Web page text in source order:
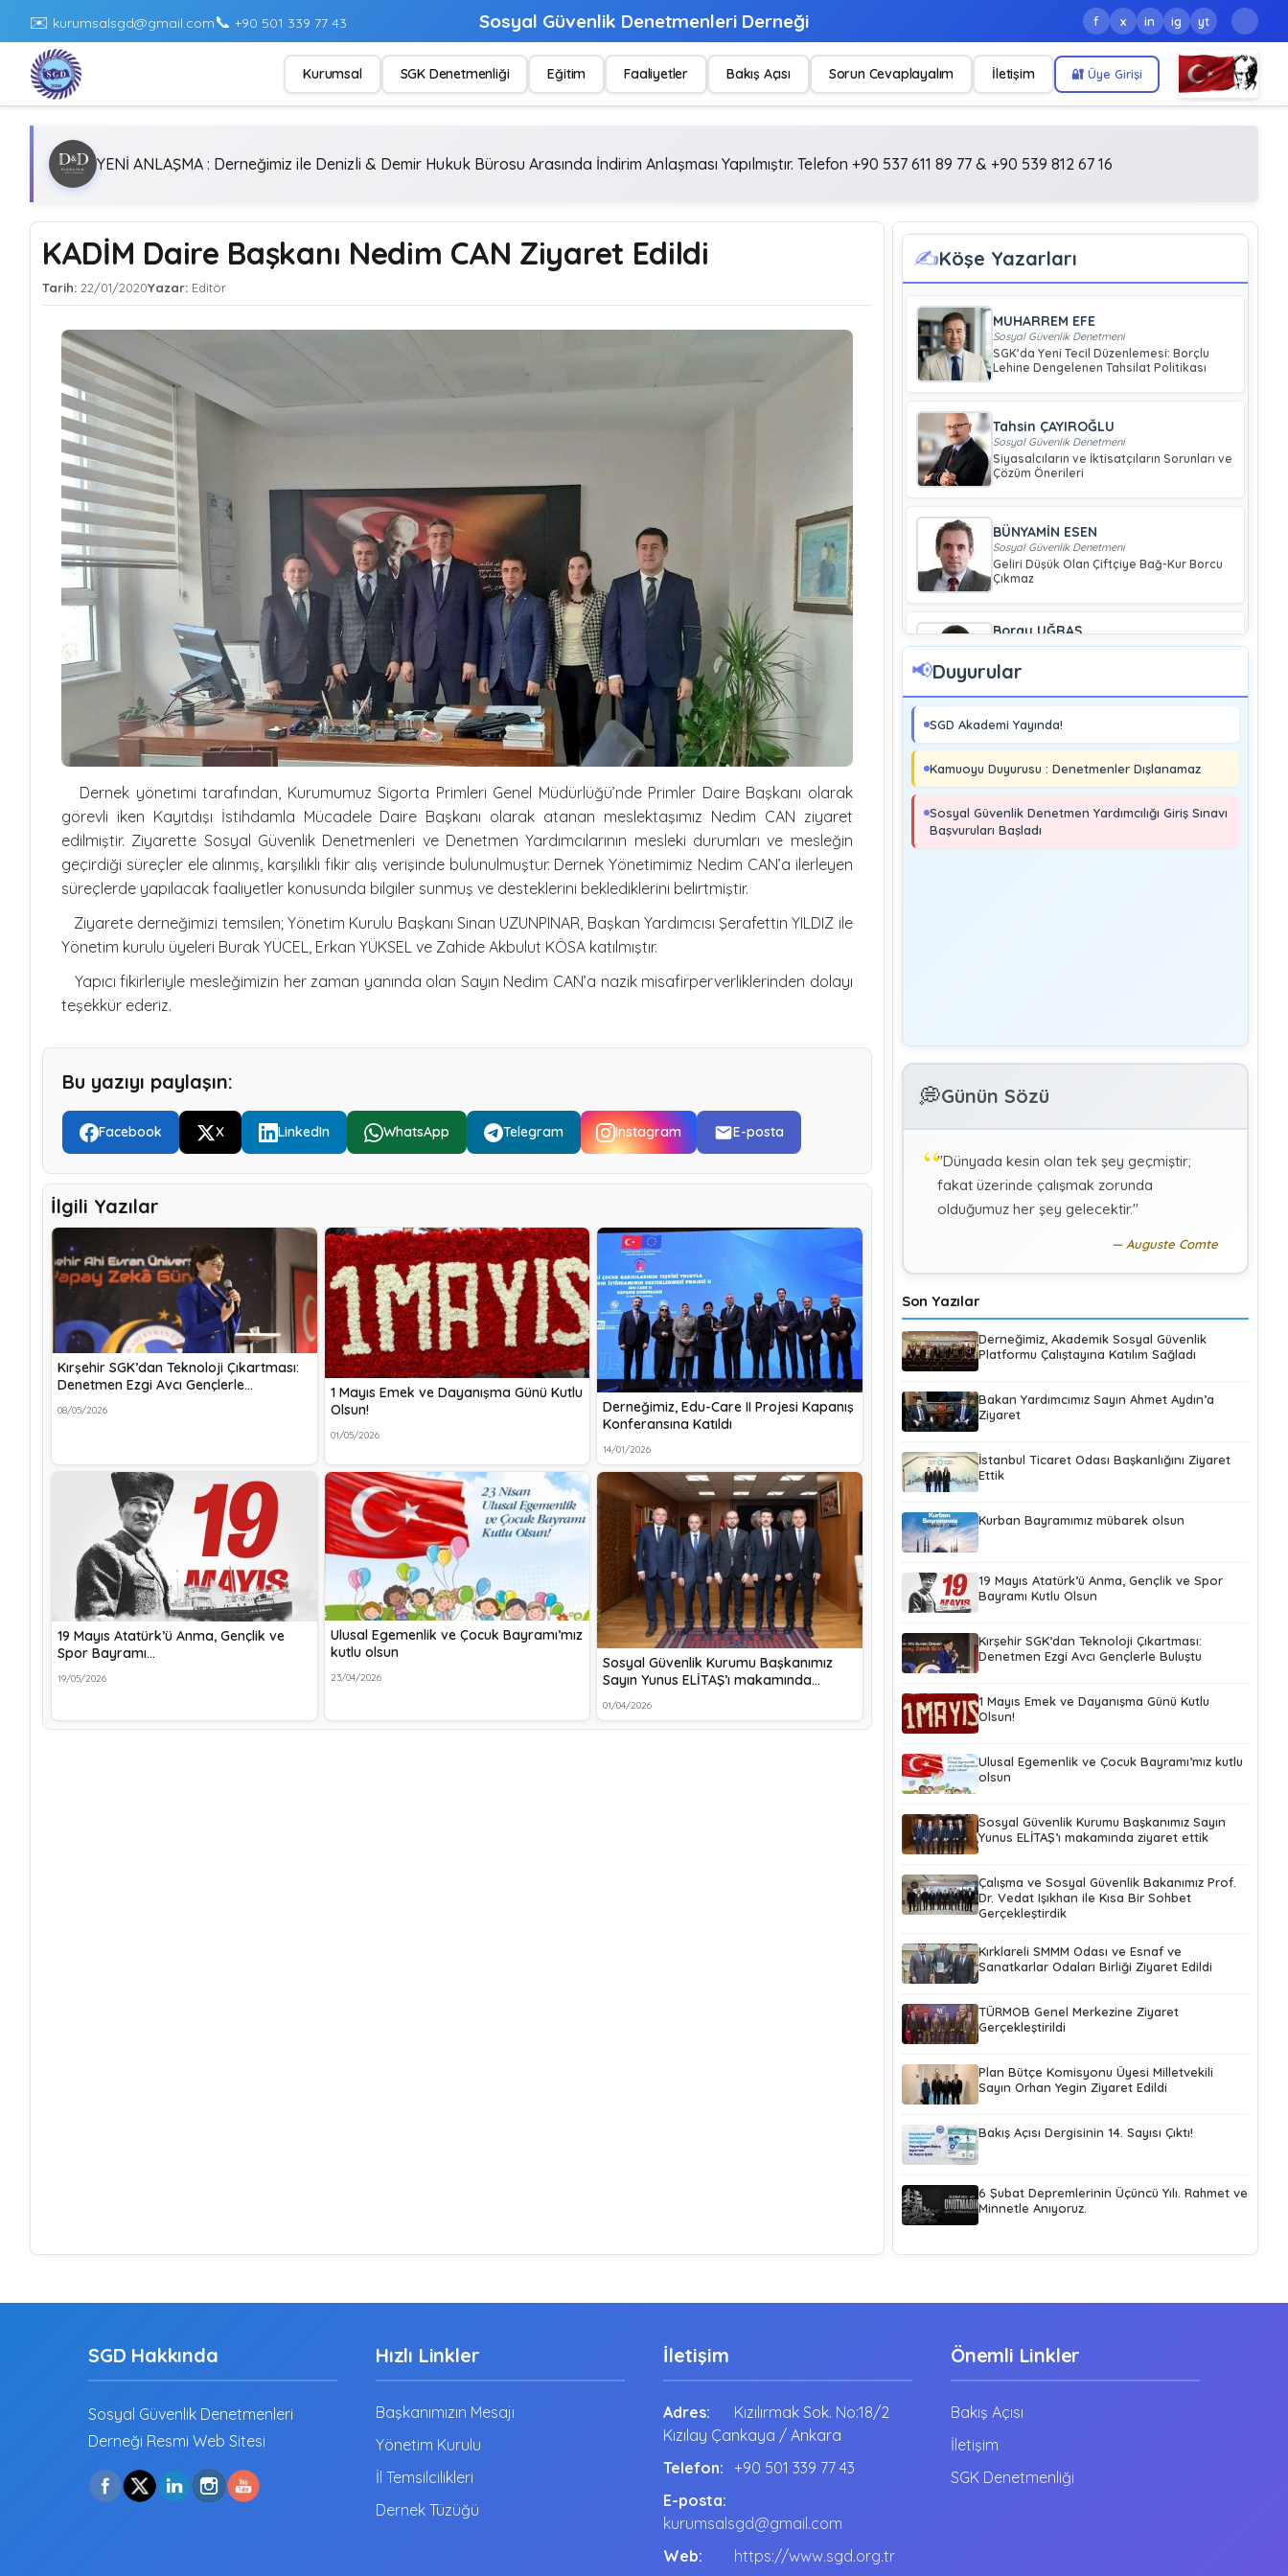
✉️ kurumsalsgd@gmail.com📞 +90 501 339 77 43 Sosyal Güvenlik Denetmenleri Derneği f x in ig yt
Kurumsal SGK Denetmenliği Eğitim Faaliyetler Bakış Açısı Sorun Cevaplayalım İletişim 🔐 Üye Girişi
YENİ ANLAŞMA : Derneğimiz ile Denizli & Demir Hukuk Bürosu Arasında İndirim Anlaşması Yapılmıştır. Telefon +90 537 611 89 77 & +90 539 812 67 16
KADİM Daire Başkanı Nedim CAN Ziyaret Edildi
Tarih: 22/01/2020Yazar: Editör
Dernek yönetimi tarafından, Kurumumuz Sigorta Primleri Genel Müdürlüğü’nde Primler Daire Başkanı olarak
görevli iken Kayıtdışı İstihdamla Mücadele Daire Başkanı olarak atanan meslektaşımız Nedim CAN ziyaret
edilmiştir. Ziyarette Sosyal Güvenlik Denetmenleri ve Denetmen Yardımcılarının mesleki durumları ve mesleğin
geçirdiği süreçler ele alınmış, karşılıklı fikir alış verişinde bulunulmuştur. Dernek Yönetimimiz Nedim CAN’a ilerleyen
süreçlerde yapılacak faaliyetler konusunda bilgiler sunmuş ve desteklerini beklediklerini belirtmiştir.
Ziyarete derneğimizi temsilen; Yönetim Kurulu Başkanı Sinan UZUNPINAR, Başkan Yardımcısı Şerafettin YILDIZ ile
Yönetim kurulu üyeleri Burak YÜCEL, Erkan YÜKSEL ve Zahide Akbulut KÖSA katılmıştır.
Yapıcı fikirleriyle mesleğimizin her zaman yanında olan Sayın Nedim CAN’a nazik misafirperverliklerinden dolayı
teşekkür ederiz.
Bu yazıyı paylaşın:
Facebook X LinkedIn WhatsApp Telegram Instagram E-posta
İlgili Yazılar
Kırşehir SGK’dan Teknoloji Çıkartması:
Denetmen Ezgi Avcı Gençlerle…
08/05/2026
1 Mayıs Emek ve Dayanışma Günü Kutlu
Olsun!
01/05/2026
Derneğimiz, Edu-Care II Projesi Kapanış
Konferansına Katıldı
14/01/2026
19 Mayıs Atatürk’ü Anma, Gençlik ve
Spor Bayramı…
19/05/2026
Ulusal Egemenlik ve Çocuk Bayramı’mız
kutlu olsun
23/04/2026
Sosyal Güvenlik Kurumu Başkanımız
Sayın Yunus ELİTAŞ’ı makamında…
01/04/2026
✍️Köşe Yazarları
MUHARREM EFE
Sosyal Güvenlik Denetmeni
SGK’da Yeni Tecil Düzenlemesi: Borçlu
Lehine Dengelenen Tahsilat Politikası
Tahsin ÇAYIROĞLU
Sosyal Güvenlik Denetmeni
Siyasalcıların ve İktisatçıların Sorunları ve
Çözüm Önerileri
BÜNYAMİN ESEN
Sosyal Güvenlik Denetmeni
Geliri Düşük Olan Çiftçiye Bağ-Kur Borcu
Çıkmaz
Boray UĞRAŞ
Sosyal Güvenlik Denetmeni
Soma ve Ermenek’te Meydana Gelen
Kazalar Büyük Endüstriyel Kaza
MURAT ÇİMEN
Kayıt Dışı İstihdamla Mücadeleye Farklı
Bir Yaklaşım
K
KÜBRA KOÇ
İkili Sosyal Güvenlik Anlaşmaları :Türkiye
(Makale)
📢Duyurular
SGD Akademi Yayında!
Kamuoyu Duyurusu : Denetmenler Dışlanamaz
Sosyal Güvenlik Denetmen Yardımcılığı Giriş Sınavı
Başvuruları Başladı
💭Günün Sözü
"Dünyada kesin olan tek şey geçmiştir;
fakat üzerinde çalışmak zorunda
olduğumuz her şey gelecektir."
Auguste Comte
Son Yazılar
Derneğimiz, Akademik Sosyal Güvenlik
Platformu Çalıştayına Katılım Sağladı
Bakan Yardımcımız Sayın Ahmet Aydın’a
Ziyaret
İstanbul Ticaret Odası Başkanlığını Ziyaret
Ettik
Kurban Bayramımız mübarek olsun
19 Mayıs Atatürk’ü Anma, Gençlik ve Spor
Bayramı Kutlu Olsun
Kırşehir SGK’dan Teknoloji Çıkartması:
Denetmen Ezgi Avcı Gençlerle Buluştu
1 Mayıs Emek ve Dayanışma Günü Kutlu
Olsun!
Ulusal Egemenlik ve Çocuk Bayramı’mız kutlu
olsun
Sosyal Güvenlik Kurumu Başkanımız Sayın
Yunus ELİTAŞ’ı makamında ziyaret ettik
Çalışma ve Sosyal Güvenlik Bakanımız Prof.
Dr. Vedat Işıkhan ile Kısa Bir Sohbet
Gerçekleştirdik
Kırklareli SMMM Odası ve Esnaf ve
Sanatkarlar Odaları Birliği Ziyaret Edildi
TÜRMOB Genel Merkezine Ziyaret
Gerçekleştirildi
Plan Bütçe Komisyonu Üyesi Milletvekili
Sayın Orhan Yegin Ziyaret Edildi
Bakış Açısı Dergisinin 14. Sayısı Çıktı!
6 Şubat Depremlerinin Üçüncü Yılı. Rahmet ve
Minnetle Anıyoruz.
SGD Hakkında
Sosyal Güvenlik Denetmenleri
Derneği Resmi Web Sitesi
Hızlı Linkler
Başkanımızın Mesajı
Yönetim Kurulu
İl Temsilcilikleri
Dernek Tüzüğü
İletişim
Adres:
Kızılırmak Sok. No:18/2
Kızılay Çankaya / Ankara
Telefon:
+90 501 339 77 43
E-posta:
kurumsalsgd@gmail.com
Web:
https://www.sgd.org.tr
Önemli Linkler
Bakış Açısı
İletişim
SGK Denetmenliği